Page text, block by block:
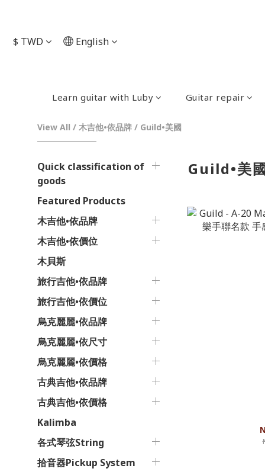
$ TWD English
Learn guitar with Luby Guitar repair
View All / 木吉他•依品牌 / Guild•美國
Quick classification of
goods
Featured Products
木吉他•依品牌
木吉他•依價位
木貝斯
旅行吉他•依品牌
旅行吉他•依價位
烏克麗麗•依品牌
烏克麗麗•依尺寸
烏克麗麗•依價格
古典吉他•依品牌
古典吉他•依價格
Kalimba
各式琴弦String
拾音器Pickup System
Guild•美